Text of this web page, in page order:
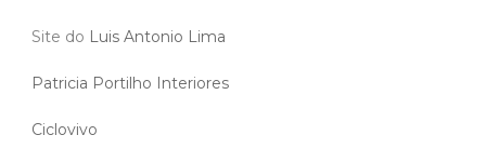
Site do Luis Antonio Lima
Patricia Portilho Interiores
Ciclovivo